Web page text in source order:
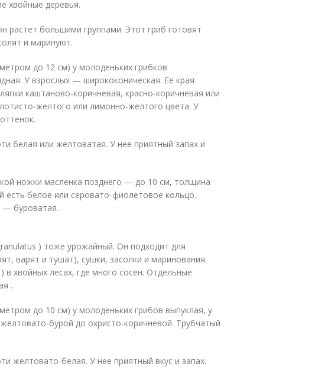
хвойные деревья.
растет большими группами. Этот гриб готовят
и маринуют.
до 12 см) у молоденьких грибков
У взрослых — ширококоническая. Ее края
каштаново-коричневая, красно-коричневая или
желтого или лимонно-желтого цвета. У
белая или желтоватая. У нее приятный запах и
ножки масленка позднего — до 10 см, толщина
есть белое или серовато-фиолетовое кольцо.
— буроватая.
) тоже урожайный. Он подходит для
варят и тушат), сушки, засолки и маринования.
хвойных лесах, где много сосен. Отдельные
.
до 10 см) у молоденьких грибов выпуклая, у
бурой до охристо-коричневой. Трубчатый
желтовато-белая. У нее приятный вкус и запах.